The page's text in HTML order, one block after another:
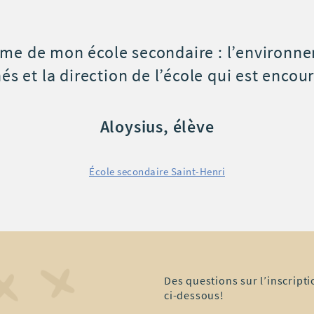
et spacieux, les
»
«
Des questions sur
ci-dessous!